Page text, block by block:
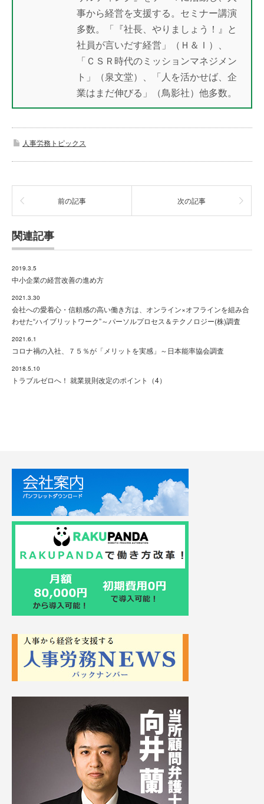
事から経営を支援する。セミナー講演
多数。「『社長、やりましょう！』と
社員が言いだす経営」（Ｈ＆Ｉ）、
「ＣＳＲ時代のミッションマネジメン
ト」（泉文堂）、「人を活かせば、企
業はまだ伸びる」（鳥影社）他多数。
人事労務トピックス
前の記事 次の記事
関連記事
2019.3.5
中小企業の経営改善の進め方
2021.3.30
会社への愛着心・信頼感の高い働き方は、オンライン×オフラインを組み合
わせた“ハイブリットワーク”～パーソルプロセス＆テクノロジー(株)調査
2021.6.1
コロナ禍の入社、７５％が「メリットを実感」～日本能率協会調査
2018.5.10
トラブルゼロへ！ 就業規則改定のポイント（4）